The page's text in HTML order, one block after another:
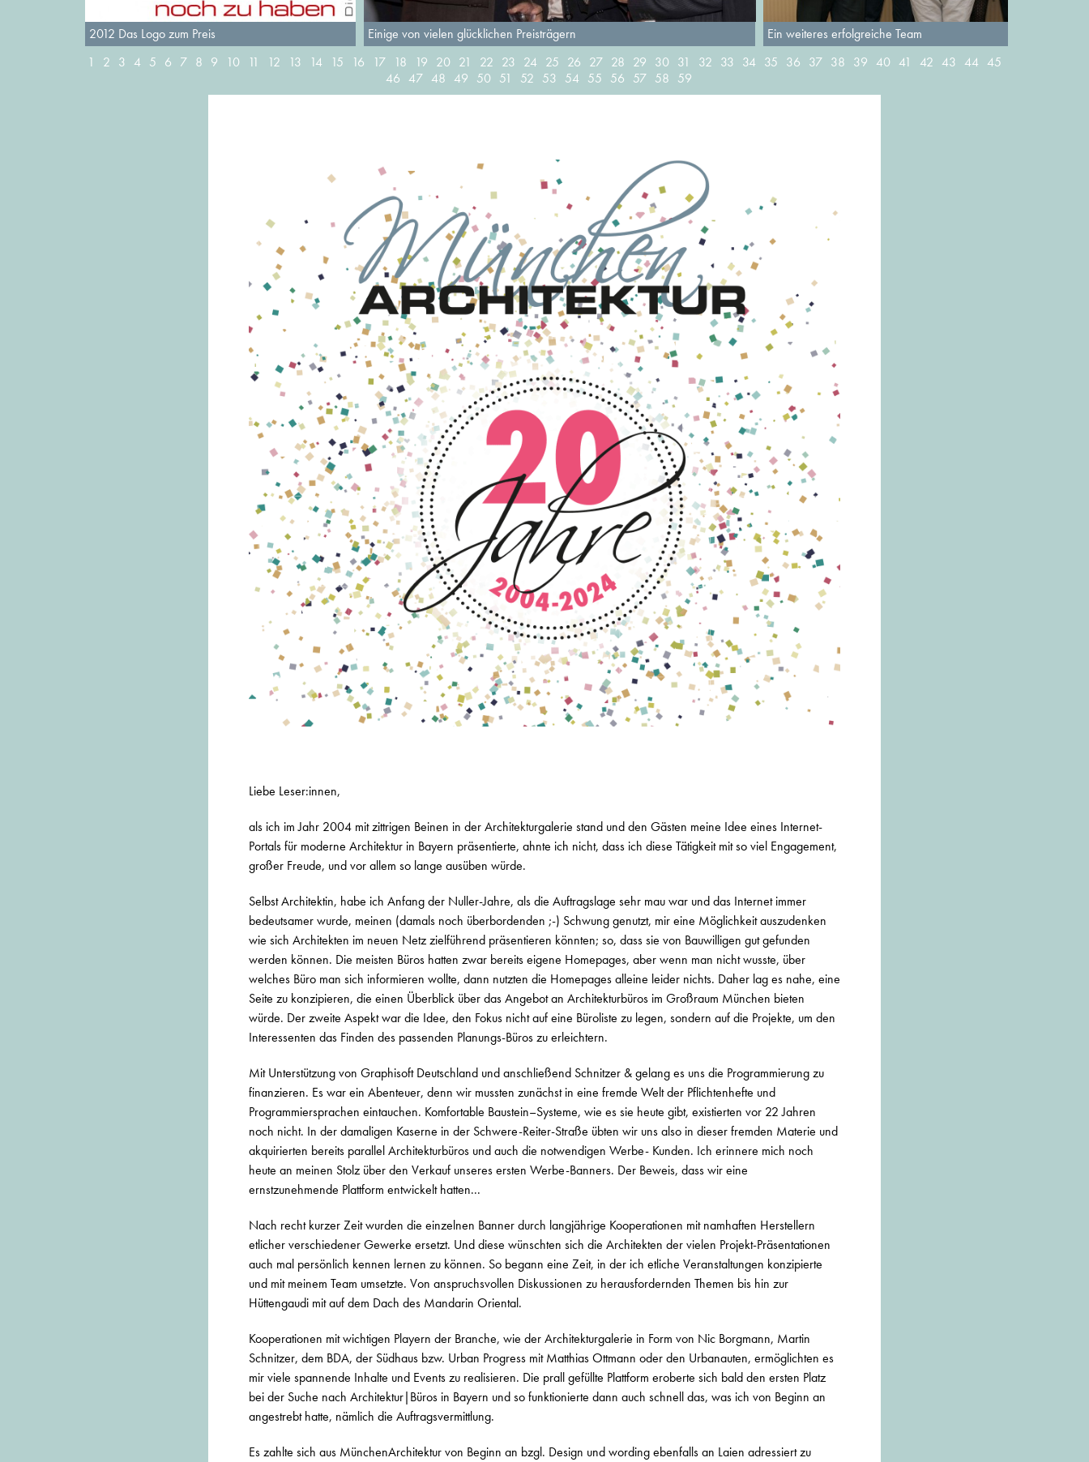
2012 Das Logo zum Preis Einige von vielen glücklichen Preisträgern
Ein weiteres erfolgreiche Team
1
2 3 4 5 6 7 8 9 10 11 12 13 14 15 16 17 18 19 20 21 22 23 24 25 26 27 28 29 30 31 32 33 34 35 36 37 38 39 40 41 42 43 44 45
46 47 48 49 50 51 52 53 54 55 56 57 58 59
Liebe Leser:innen,
als ich im Jahr 2004 mit zittrigen Beinen in der Architekturgalerie stand und den Gästen meine Idee eines Internet-
Portals für moderne Architektur in Bayern präsentierte, ahnte ich nicht, dass ich diese Tätigkeit mit so viel Engagement,
großer Freude, und vor allem so lange ausüben würde.
Selbst Architektin, habe ich Anfang der Nuller-Jahre, als die Auftragslage sehr mau war und das Internet immer
bedeutsamer wurde, meinen (damals noch überbordenden ;-) Schwung genutzt, mir eine Möglichkeit auszudenken
wie sich Architekten im neuen Netz zielführend präsentieren könnten; so, dass sie von Bauwilligen gut gefunden
werden können. Die meisten Büros hatten zwar bereits eigene Homepages, aber wenn man nicht wusste, über
welches Büro man sich informieren wollte, dann nutzten die Homepages alleine leider nichts. Daher lag es nahe, eine
Seite zu konzipieren, die einen Überblick über das Angebot an Architekturbüros im Großraum München bieten
würde. Der zweite Aspekt war die Idee, den Fokus nicht auf eine Büroliste zu legen, sondern auf die Projekte, um den
Interessenten das Finden des passenden Planungs-Büros zu erleichtern.
Mit Unterstützung von Graphisoft Deutschland und anschließend Schnitzer & gelang es uns die Programmierung zu
finanzieren. Es war ein Abenteuer, denn wir mussten zunächst in eine fremde Welt der Pflichtenhefte und
Programmiersprachen eintauchen. Komfortable Baustein–Systeme, wie es sie heute gibt, existierten vor 22 Jahren
noch nicht. In der damaligen Kaserne in der Schwere-Reiter-Straße übten wir uns also in dieser fremden Materie und
akquirierten bereits parallel Architekturbüros und auch die notwendigen Werbe- Kunden. Ich erinnere mich noch
heute an meinen Stolz über den Verkauf unseres ersten Werbe-Banners. Der Beweis, dass wir eine
ernstzunehmende Plattform entwickelt hatten...
Nach recht kurzer Zeit wurden die einzelnen Banner durch langjährige Kooperationen mit namhaften Herstellern
etlicher verschiedener Gewerke ersetzt. Und diese wünschten sich die Architekten der vielen Projekt-Präsentationen
auch mal persönlich kennen lernen zu können. So begann eine Zeit, in der ich etliche Veranstaltungen konzipierte
und mit meinem Team umsetzte. Von anspruchsvollen Diskussionen zu herausfordernden Themen bis hin zur
Hüttengaudi mit auf dem Dach des Mandarin Oriental.
Kooperationen mit wichtigen Playern der Branche, wie der Architekturgalerie in Form von Nic Borgmann, Martin
Schnitzer, dem BDA, der Südhaus bzw. Urban Progress mit Matthias Ottmann oder den Urbanauten, ermöglichten es
mir viele spannende Inhalte und Events zu realisieren. Die prall gefüllte Plattform eroberte sich bald den ersten Platz
bei der Suche nach Architektur|Büros in Bayern und so funktionierte dann auch schnell das, was ich von Beginn an
angestrebt hatte, nämlich die Auftragsvermittlung.
Es zahlte sich aus MünchenArchitektur von Beginn an bzgl. Design und wording ebenfalls an Laien adressiert zu